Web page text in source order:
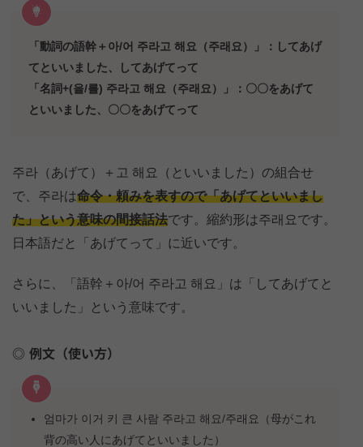
「動詞の語幹＋아/어 주라고 해요（주래요）」：してあげ
てといいました、してあげてって
「名詞+(을/를) 주라고 해요（주래요）」：〇〇をあげて
といいました、〇〇をあげてって
주라（あげて）＋고 해요（といいました）の組合せ
で、주라は命令・頼みを表すので「あげてといいまし
た」という意味の間接話法です。縮約形は주래요です。
日本語だと「あげてって」に近いです。
さらに、「語幹＋아/어 주라고 해요」は「してあげてと
いいました」という意味です。
例文（使い方）
엄마가 이거 키 큰 사람 주라고 해요/주래요（母がこれ
背の高い人にあげてといいました）